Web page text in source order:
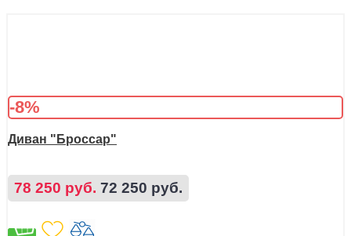
-8%
Диван "Броссар"
78 250 руб. 72 250 руб.